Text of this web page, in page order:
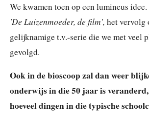
We kwamen toen op een lumineus idee.
'De Luizenmoeder, de film', het vervolg
gelijknamige t.v.-serie die we met veel
gevolgd.
Ook in de bioscoop zal dan weer
onderwijs in die 50 jaar is
hoeveel dingen in die typische